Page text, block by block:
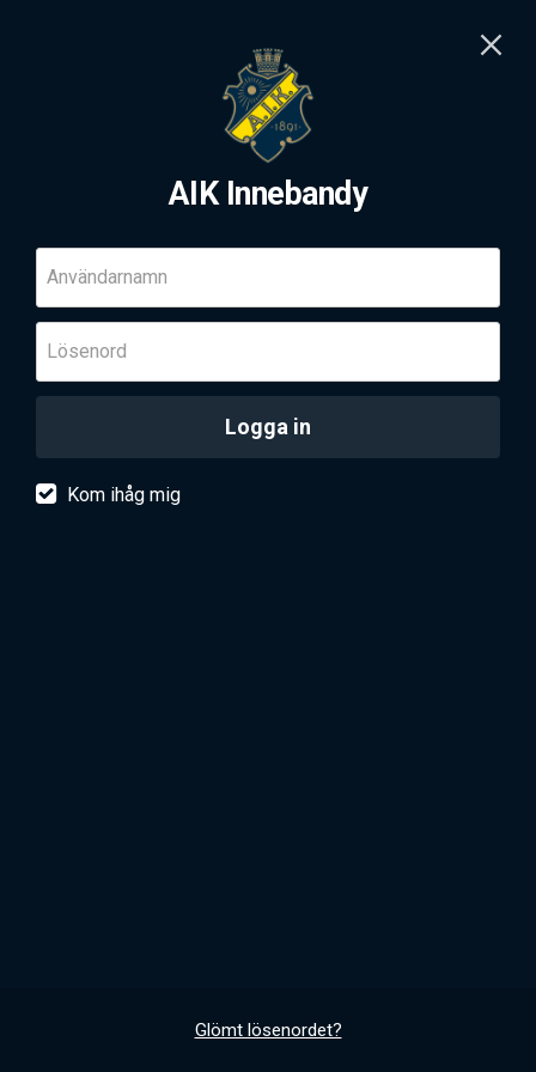
AIK Innebandy
Användarnamn
Lösenord
Logga in
Kom ihåg mig
Glömt lösenordet?